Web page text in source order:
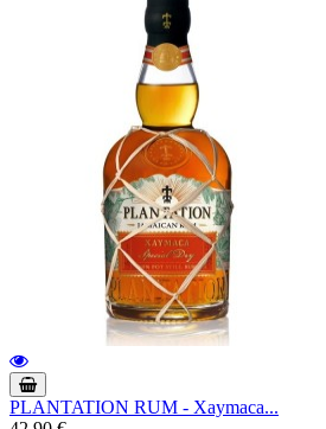
PLANTATION RUM - Xaymaca...